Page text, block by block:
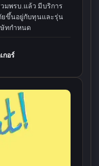
มพรบ.แล้ว มีบริการ
ยขึ้นอยู่กับทุนและรุ่น
ทกำหนด
กอร์